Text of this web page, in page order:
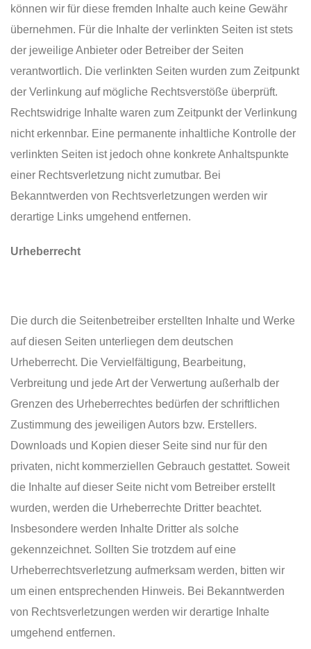
können wir für diese fremden Inhalte auch keine Gewähr
übernehmen. Für die Inhalte der verlinkten Seiten ist stets
der jeweilige Anbieter oder Betreiber der Seiten
verantwortlich. Die verlinkten Seiten wurden zum Zeitpunkt
der Verlinkung auf mögliche Rechtsverstöße überprüft.
Rechtswidrige Inhalte waren zum Zeitpunkt der Verlinkung
nicht erkennbar. Eine permanente inhaltliche Kontrolle der
verlinkten Seiten ist jedoch ohne konkrete Anhaltspunkte
einer Rechtsverletzung nicht zumutbar. Bei
Bekanntwerden von Rechtsverletzungen werden wir
derartige Links umgehend entfernen.
Urheberrecht
Die durch die Seitenbetreiber erstellten Inhalte und Werke
auf diesen Seiten unterliegen dem deutschen
Urheberrecht. Die Vervielfältigung, Bearbeitung,
Verbreitung und jede Art der Verwertung außerhalb der
Grenzen des Urheberrechtes bedürfen der schriftlichen
Zustimmung des jeweiligen Autors bzw. Erstellers.
Downloads und Kopien dieser Seite sind nur für den
privaten, nicht kommerziellen Gebrauch gestattet. Soweit
die Inhalte auf dieser Seite nicht vom Betreiber erstellt
wurden, werden die Urheberrechte Dritter beachtet.
Insbesondere werden Inhalte Dritter als solche
gekennzeichnet. Sollten Sie trotzdem auf eine
Urheberrechtsverletzung aufmerksam werden, bitten wir
um einen entsprechenden Hinweis. Bei Bekanntwerden
von Rechtsverletzungen werden wir derartige Inhalte
umgehend entfernen.